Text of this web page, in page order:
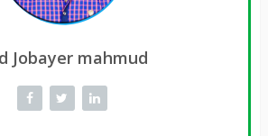
Jobayer mahmud